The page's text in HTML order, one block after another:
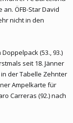
ÖFB-Star David
nicht in den
(53., 93.)
seit 18. Jänner
in der Tabelle Zehnter
Ampelkarte für
Carreras (92.) nach